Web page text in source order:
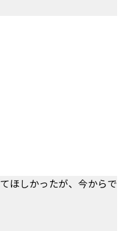
ほしかったが、今からで